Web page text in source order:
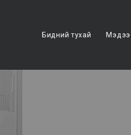
Бидний тухай Мэдээ